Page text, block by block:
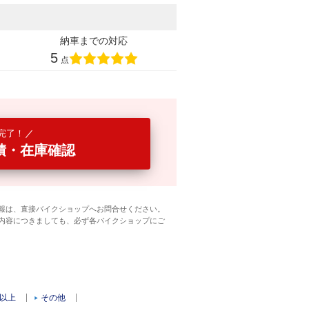
納車までの対応
5 点
了！
・在庫確認
、直接バイクショップへお問合せください。
容につきましても、必ず各バイクショップにご
上 その他